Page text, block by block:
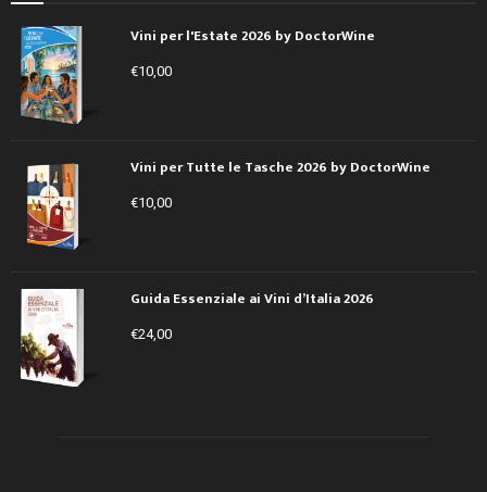
Vini per l'Estate 2026 by DoctorWine
€10,00
Vini per Tutte le Tasche 2026 by DoctorWine
€10,00
Guida Essenziale ai Vini d’Italia 2026
€24,00